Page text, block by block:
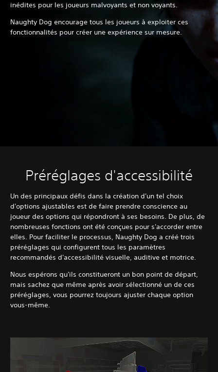
inédites pour les joueurs malvoyants et non voyants.
Naughty Dog encourage tous les joueurs à exploiter ces
fonctionnalités pour créer une expérience sur mesure.
Préréglages d'accessibilité
Un des principaux défis dans la création d'un tel choix
d'options ajustables est de faire prendre conscience au
joueur des options qui répondront à ses besoins. De plus, de
nombreuses fonctions ont été conçues pour s'accorder entre
elles. Pour faciliter le processus, Naughty Dog a créé trois
préréglages qui configurent tous les paramètres
recommandés d'accessibilité visuelle, auditive et motrice.
Nous espérons qu'ils constitueront un bon point de départ,
mais sachez que même après avoir sélectionné un de ces
préréglages, vous pourrez toujours ajuster chaque option
vous-même.